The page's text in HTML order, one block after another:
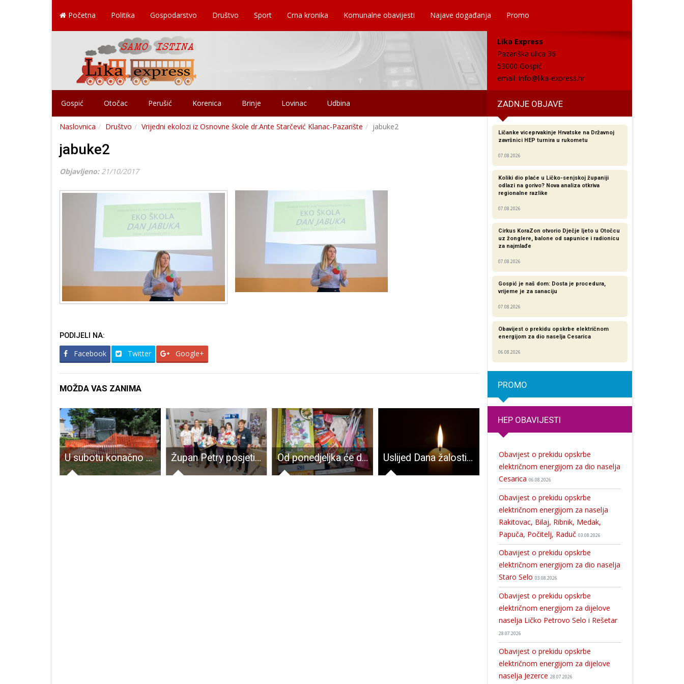
Početna Politika Gospodarstvo Društvo Sport Crna kronika Komunalne obavijesti Najave događanja Promo
Lika Express
Pazariška ulica 36
53000 Gospić
email: info@lika-express.hr
Gospić Otočac Perušić Korenica Brinje Lovinac Udbina ZADNJE OBJAVE
Naslovnica Društvo Vrijedni ekolozi iz Osnovne škole dr.Ante Starčević Klanac-Pazarište jabuke2
jabuke2
Objavljeno: 21/10/2017
PODIJELI NA:
Facebook Twitter Google+
MOŽDA VAS ZANIMA
U subotu konačno otkrivanje spomenika Kurelcu i dvama Starčevićima u Gospiću Župan Petry posjetio dječji odjel Opće bolnice Gospić i darovao igračke i slatkiše Od ponedjeljka će dječji vrtići u Gospiću i Ličkom Osiku biti bogatiji za puno igračaka, opreme i edukativnog materijala!!! Uslijed Dana žalosti i tragičnog događaja u osnovnoj školi u Zagrebu, u subotu na Adventu u Gospiću neće se održati nastup grupe Džentlmeni Arheološki radovi na “Turskoj kuli” u Perušiću
Ličanke viceprvakinje Hrvatske na Državnoj
završnici HEP turnira u rukometu
07.08.2026
Koliki dio plaće u Ličko-senjskoj županiji
odlazi na gorivo? Nova analiza otkriva
regionalne razlike​
07.08.2026
Cirkus KoraZon otvorio Dječje ljeto u Otočcu
uz žonglere, balone od sapunice i radionicu
za najmlađe
07.08.2026
Gospić je naš dom: Dosta je procedura,
vrijeme je za sanaciju
07.08.2026
Obavijest o prekidu opskrbe električnom
energijom za dio naselja Cesarica
06.08.2026
PROMO
HEP OBAVIJESTI
Obavijest o prekidu opskrbe
električnom energijom za dio naselja
Cesarica 06.08.2026
Obavijest o prekidu opskrbe
električnom energijom za naselja
Rakitovac, Bilaj, Ribnik, Medak,
Papuča, Počitelj, Raduč 03.08.2026
Obavijest o prekidu opskrbe
električnom energijom za dio naselja
Staro Selo 03.08.2026
Obavijest o prekidu opskrbe
električnom energijom za dijelove
naselja Ličko Petrovo Selo i Rešetar
28.07.2026
Obavijest o prekidu opskrbe
električnom energijom za dijelove
naselja Jezerce 28.07.2026